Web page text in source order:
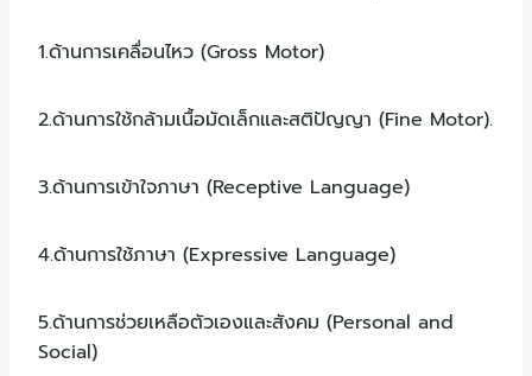
1.ด้านการเคลื่อนไหว (Gross Motor)
2.ด้านการใช้กล้ามเนื้อมัดเล็กและสติปัญญา (Fine Motor).
3.ด้านการเข้าใจภาษา (Receptive Language)
4.ด้านการใช้ภาษา (Expressive Language)
5.ด้านการช่วยเหลือตัวเองและสังคม (Personal and
Social)